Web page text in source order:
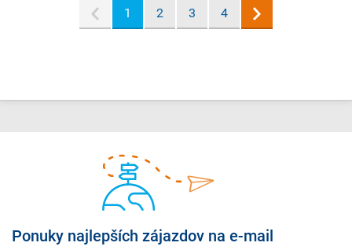
ostrovčeky
bájí.
1 2 3 4
Ponuky najlepších zájazdov na e-mail